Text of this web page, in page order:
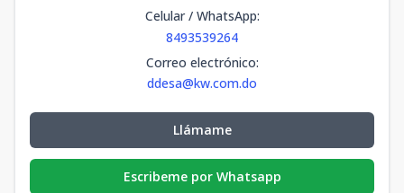
Celular / WhatsApp:
8493539264
Correo electrónico:
ddesa@kw.com.do
Llámame
Escribeme por Whatsapp